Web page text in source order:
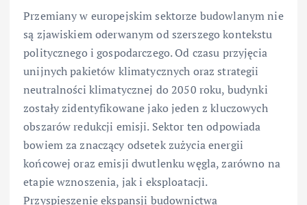
Przemiany w europejskim sektorze budowlanym nie
są zjawiskiem oderwanym od szerszego kontekstu
politycznego i gospodarczego. Od czasu przyjęcia
unijnych pakietów klimatycznych oraz strategii
neutralności klimatycznej do 2050 roku, budynki
zostały zidentyfikowane jako jeden z kluczowych
obszarów redukcji emisji. Sektor ten odpowiada
bowiem za znaczący odsetek zużycia energii
końcowej oraz emisji dwutlenku węgla, zarówno na
etapie wznoszenia, jak i eksploatacji.
Przyspieszenie ekspansji budownictwa